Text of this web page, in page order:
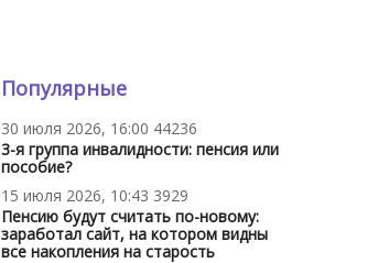
Популярные
30 июля 2026, 16:00 44236
3-я группа инвалидности: пенсия или
пособие?
15 июля 2026, 10:43 3929
Пенсию будут считать по-новому:
заработал сайт, на котором видны
все накопления на старость